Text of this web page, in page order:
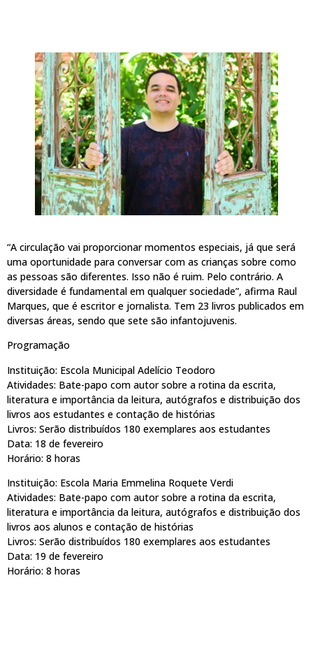
“A circulação vai proporcionar momentos especiais, já que será
uma oportunidade para conversar com as crianças sobre como
as pessoas são diferentes. Isso não é ruim. Pelo contrário. A
diversidade é fundamental em qualquer sociedade”, afirma Raul
Marques, que é escritor e jornalista. Tem 23 livros publicados em
diversas áreas, sendo que sete são infantojuvenis.
Programação
Instituição: Escola Municipal Adelício Teodoro
Atividades: Bate-papo com autor sobre a rotina da escrita,
literatura e importância da leitura, autógrafos e distribuição dos
livros aos estudantes e contação de histórias
Livros: Serão distribuídos 180 exemplares aos estudantes
Data: 18 de fevereiro
Horário: 8 horas
Instituição: Escola Maria Emmelina Roquete Verdi
Atividades: Bate-papo com autor sobre a rotina da escrita,
literatura e importância da leitura, autógrafos e distribuição dos
livros aos alunos e contação de histórias
Livros: Serão distribuídos 180 exemplares aos estudantes
Data: 19 de fevereiro
Horário: 8 horas